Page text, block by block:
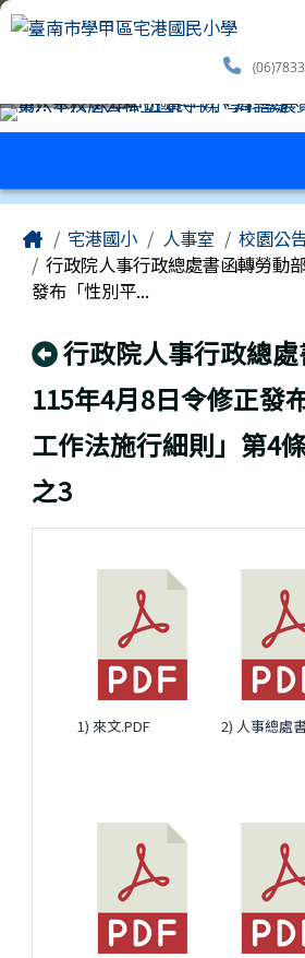
跳至主內容區
臺南市學甲區宅港國民
工具列
Home宅港國小 人事室
校園公
行政院人事行政總處書函轉勞動
發布「性別平...
回上頁
行政院人事行政總
115年4月8日令修正發
工作法施行細則」第4
之3
1) 來文.PDF 2) 人事總處